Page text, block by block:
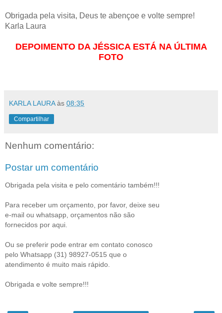
Obrigada pela visita, Deus te abençoe e volte sempre!
Karla Laura
DEPOIMENTO DA JÉSSICA ESTÁ NA ÚLTIMA
FOTO
KARLA LAURA às 08:35
Compartilhar
Nenhum comentário:
Postar um comentário
Obrigada pela visita e pelo comentário também!!!
Para receber um orçamento, por favor, deixe seu
e-mail ou whatsapp, orçamentos não são
fornecidos por aqui.
Ou se preferir pode entrar em contato conosco
pelo Whatsapp (31) 98927-0515 que o
atendimento é muito mais rápido.
Obrigada e volte sempre!!!